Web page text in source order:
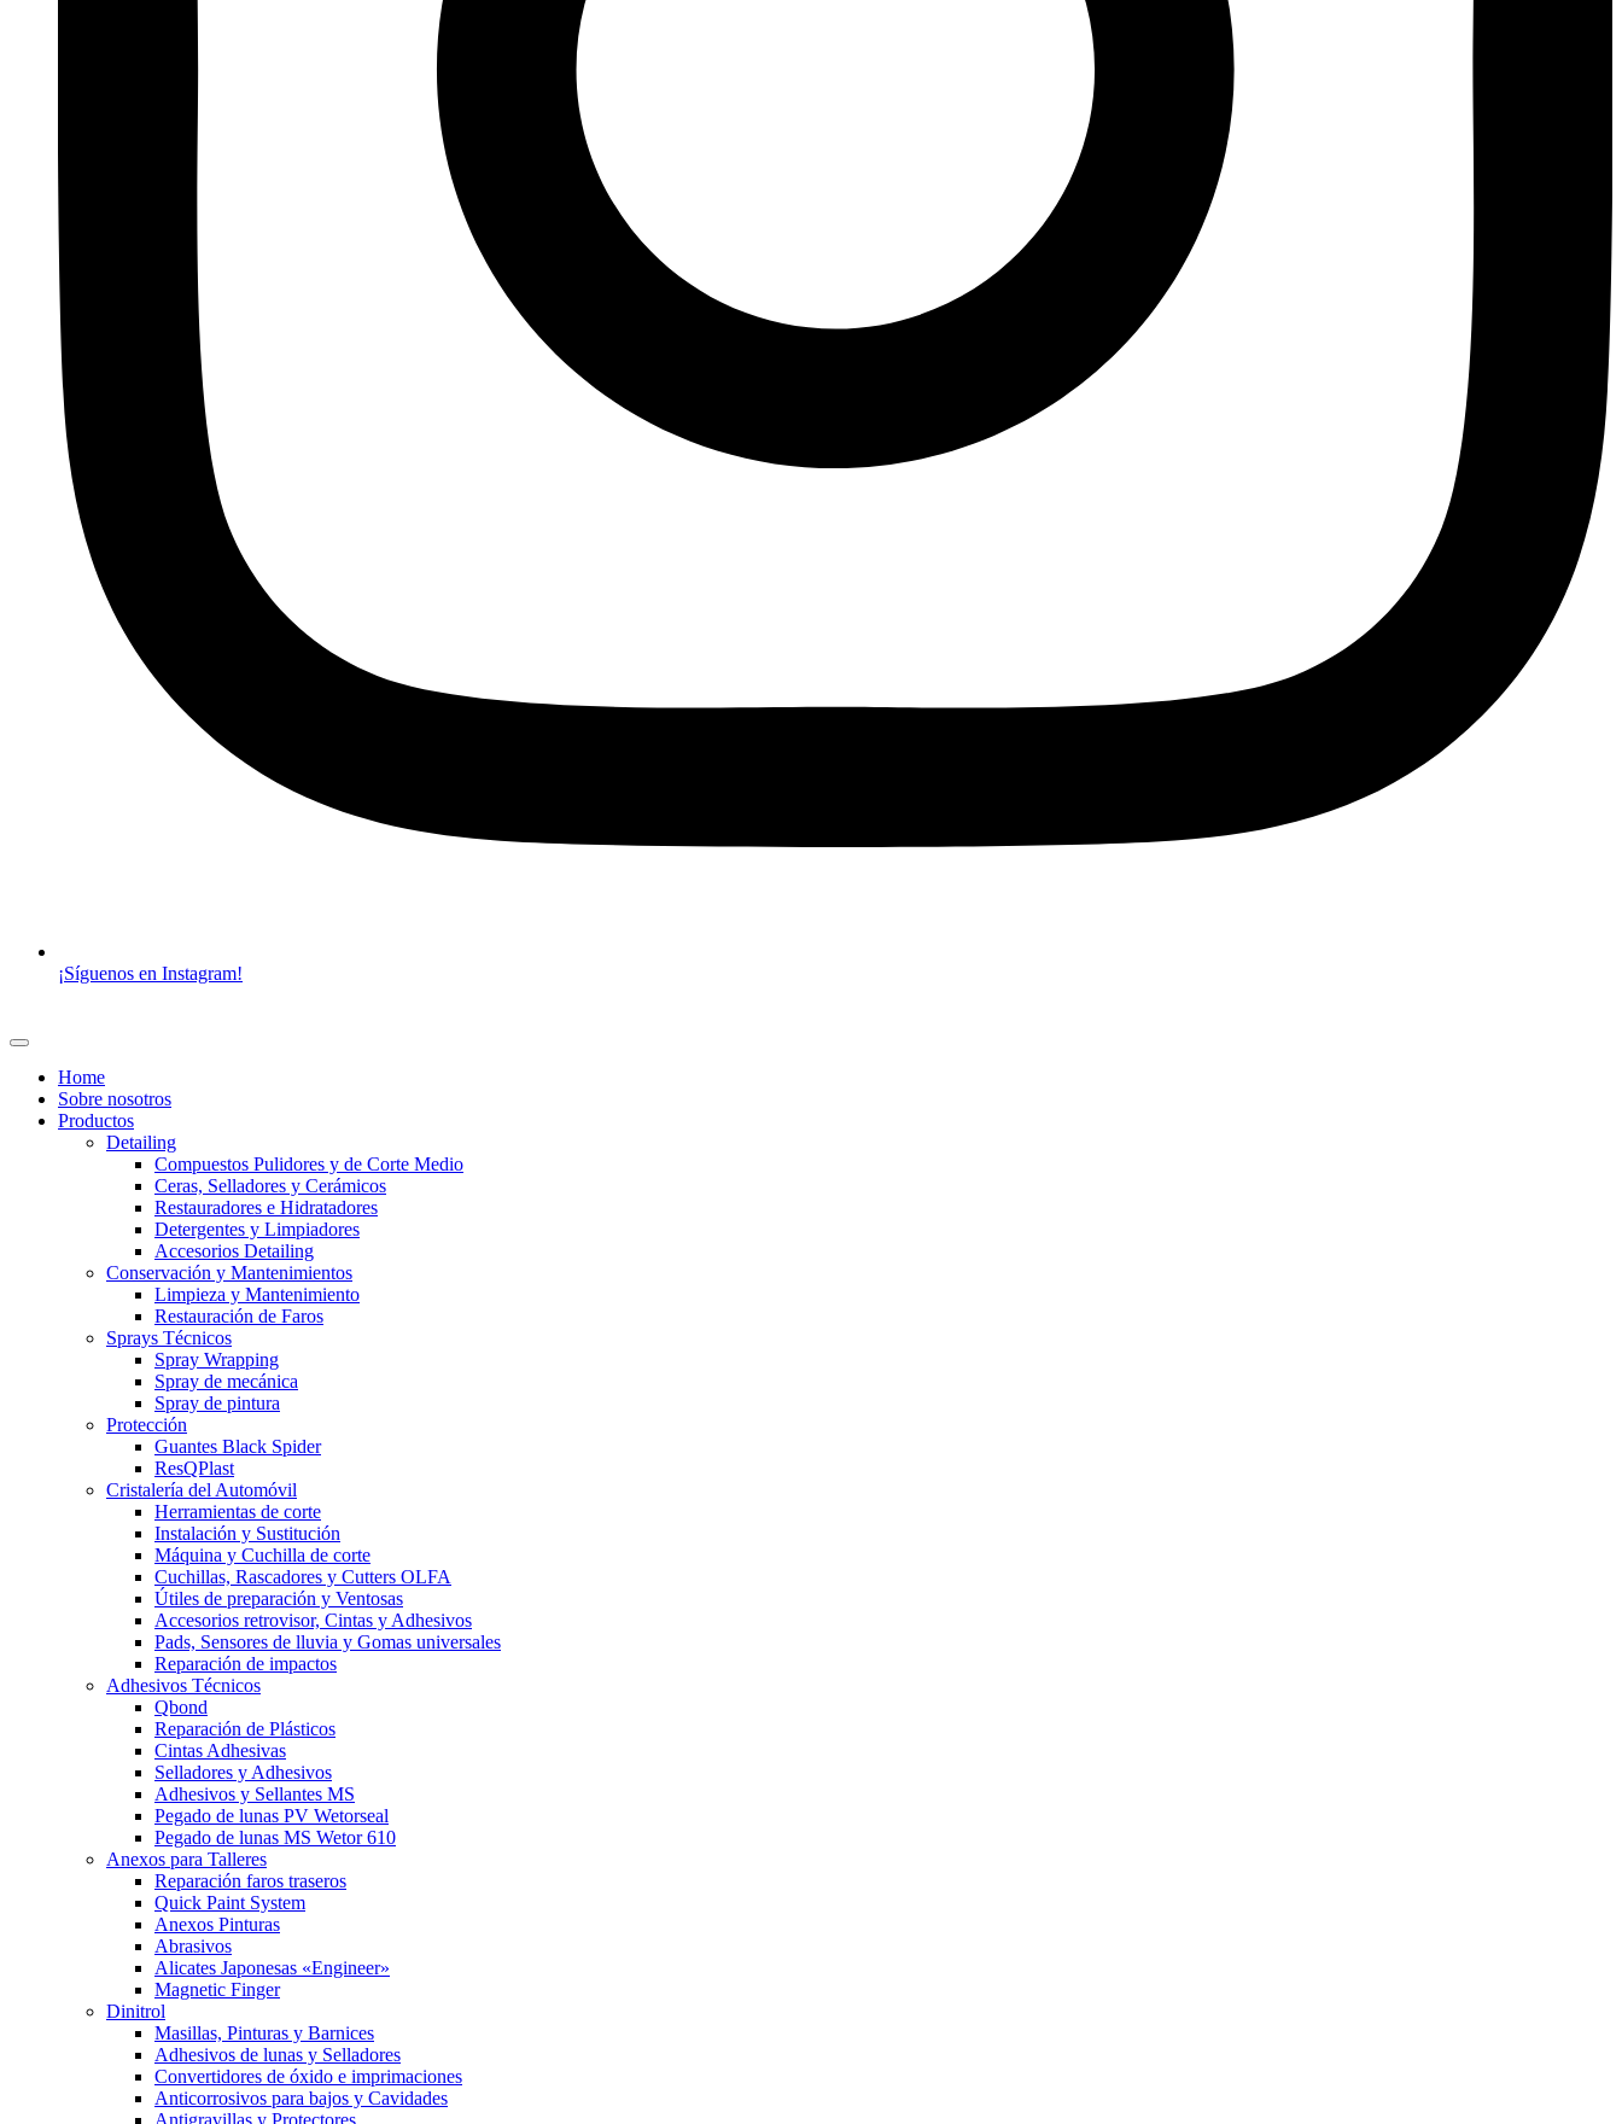
¡Síguenos en Instagram!
Home
Sobre nosotros
Productos
Detailing
Compuestos Pulidores y de Corte Medio
Ceras, Selladores y Cerámicos
Restauradores e Hidratadores
Detergentes y Limpiadores
Accesorios Detailing
Conservación y Mantenimientos
Limpieza y Mantenimiento
Restauración de Faros
Sprays Técnicos
Spray Wrapping
Spray de mecánica
Spray de pintura
Protección
Guantes Black Spider
ResQPlast
Cristalería del Automóvil
Herramientas de corte
Instalación y Sustitución
Máquina y Cuchilla de corte
Cuchillas, Rascadores y Cutters OLFA
Útiles de preparación y Ventosas
Accesorios retrovisor, Cintas y Adhesivos
Pads, Sensores de lluvia y Gomas universales
Reparación de impactos
Adhesivos Técnicos
Qbond
Reparación de Plásticos
Cintas Adhesivas
Selladores y Adhesivos
Adhesivos y Sellantes MS
Pegado de lunas PV Wetorseal
Pegado de lunas MS Wetor 610
Anexos para Talleres
Reparación faros traseros
Quick Paint System
Anexos Pinturas
Abrasivos
Alicates Japonesas «Engineer»
Magnetic Finger
Dinitrol
Masillas, Pinturas y Barnices
Adhesivos de lunas y Selladores
Convertidores de óxido e imprimaciones
Anticorrosivos para bajos y Cavidades